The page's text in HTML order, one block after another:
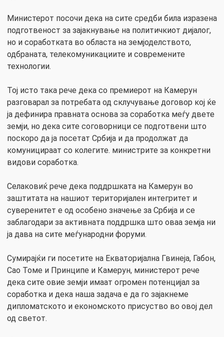
Министерот посочи дека на сите средби била изразена
подготвеност за зајакнување на политичкиот дијалог,
но и соработката во областа на земјоделството,
одбраната, телекомуникациите и современите
технологии.
Тој исто така рече дека со премиерот на Камерун
разговарал за потребата од склучување договор кој ќе
ја дефинира правната основа за соработка меѓу двете
земји, но дека сите соговорници се подготвени што
поскоро да ја посетат Србија и да продолжат да
комуницираат со колегите. министрите за конкретни
видови соработка.
Селаковиќ рече дека поддршката на Камерун во
заштитата на нашиот територијален интегритет и
суверенитет е од особено значење за Србија и се
заблагодари за активната поддршка што оваа земја ни
ја дава на сите меѓународни форуми.
Сумирајќи ги посетите на Екваторијална Гвинеја, Габон,
Сао Томе и Принципе и Камерун, министерот рече
дека сите овие земји имаат огромен потенцијал за
соработка и дека наша задача е да го зајакнеме
дипломатското и економското присуство во овој дел
од светот.